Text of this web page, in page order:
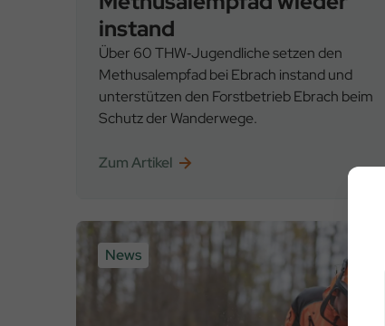
instand
Über 60 THW‑Jugendliche setzen den
Methusalempfad bei Ebrach instand und
unterstützen den Forstbetrieb Ebrach beim
Schutz der Wanderwege.
Zum Artikel
News